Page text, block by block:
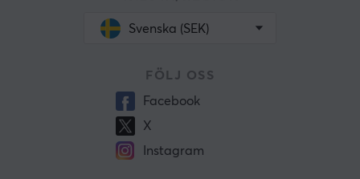
Svenska (SEK)
FÖLJ OSS
Facebook
X
Instagram